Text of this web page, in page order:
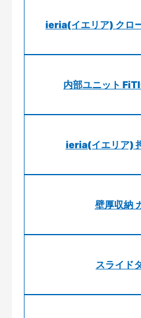
ieria(イエリア) クロ
内部ユニット
ieria(イエリア)
壁厚収納
スライド